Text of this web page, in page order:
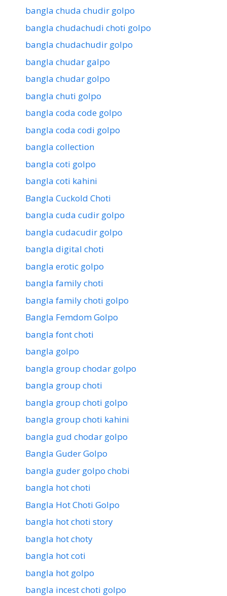
bangla chuda chudir golpo
bangla chudachudi choti golpo
bangla chudachudir golpo
bangla chudar galpo
bangla chudar golpo
bangla chuti golpo
bangla coda code golpo
bangla coda codi golpo
bangla collection
bangla coti golpo
bangla coti kahini
Bangla Cuckold Choti
bangla cuda cudir golpo
bangla cudacudir golpo
bangla digital choti
bangla erotic golpo
bangla family choti
bangla family choti golpo
Bangla Femdom Golpo
bangla font choti
bangla golpo
bangla group chodar golpo
bangla group choti
bangla group choti golpo
bangla group choti kahini
bangla gud chodar golpo
Bangla Guder Golpo
bangla guder golpo chobi
bangla hot choti
Bangla Hot Choti Golpo
bangla hot choti story
bangla hot choty
bangla hot coti
bangla hot golpo
bangla incest choti golpo